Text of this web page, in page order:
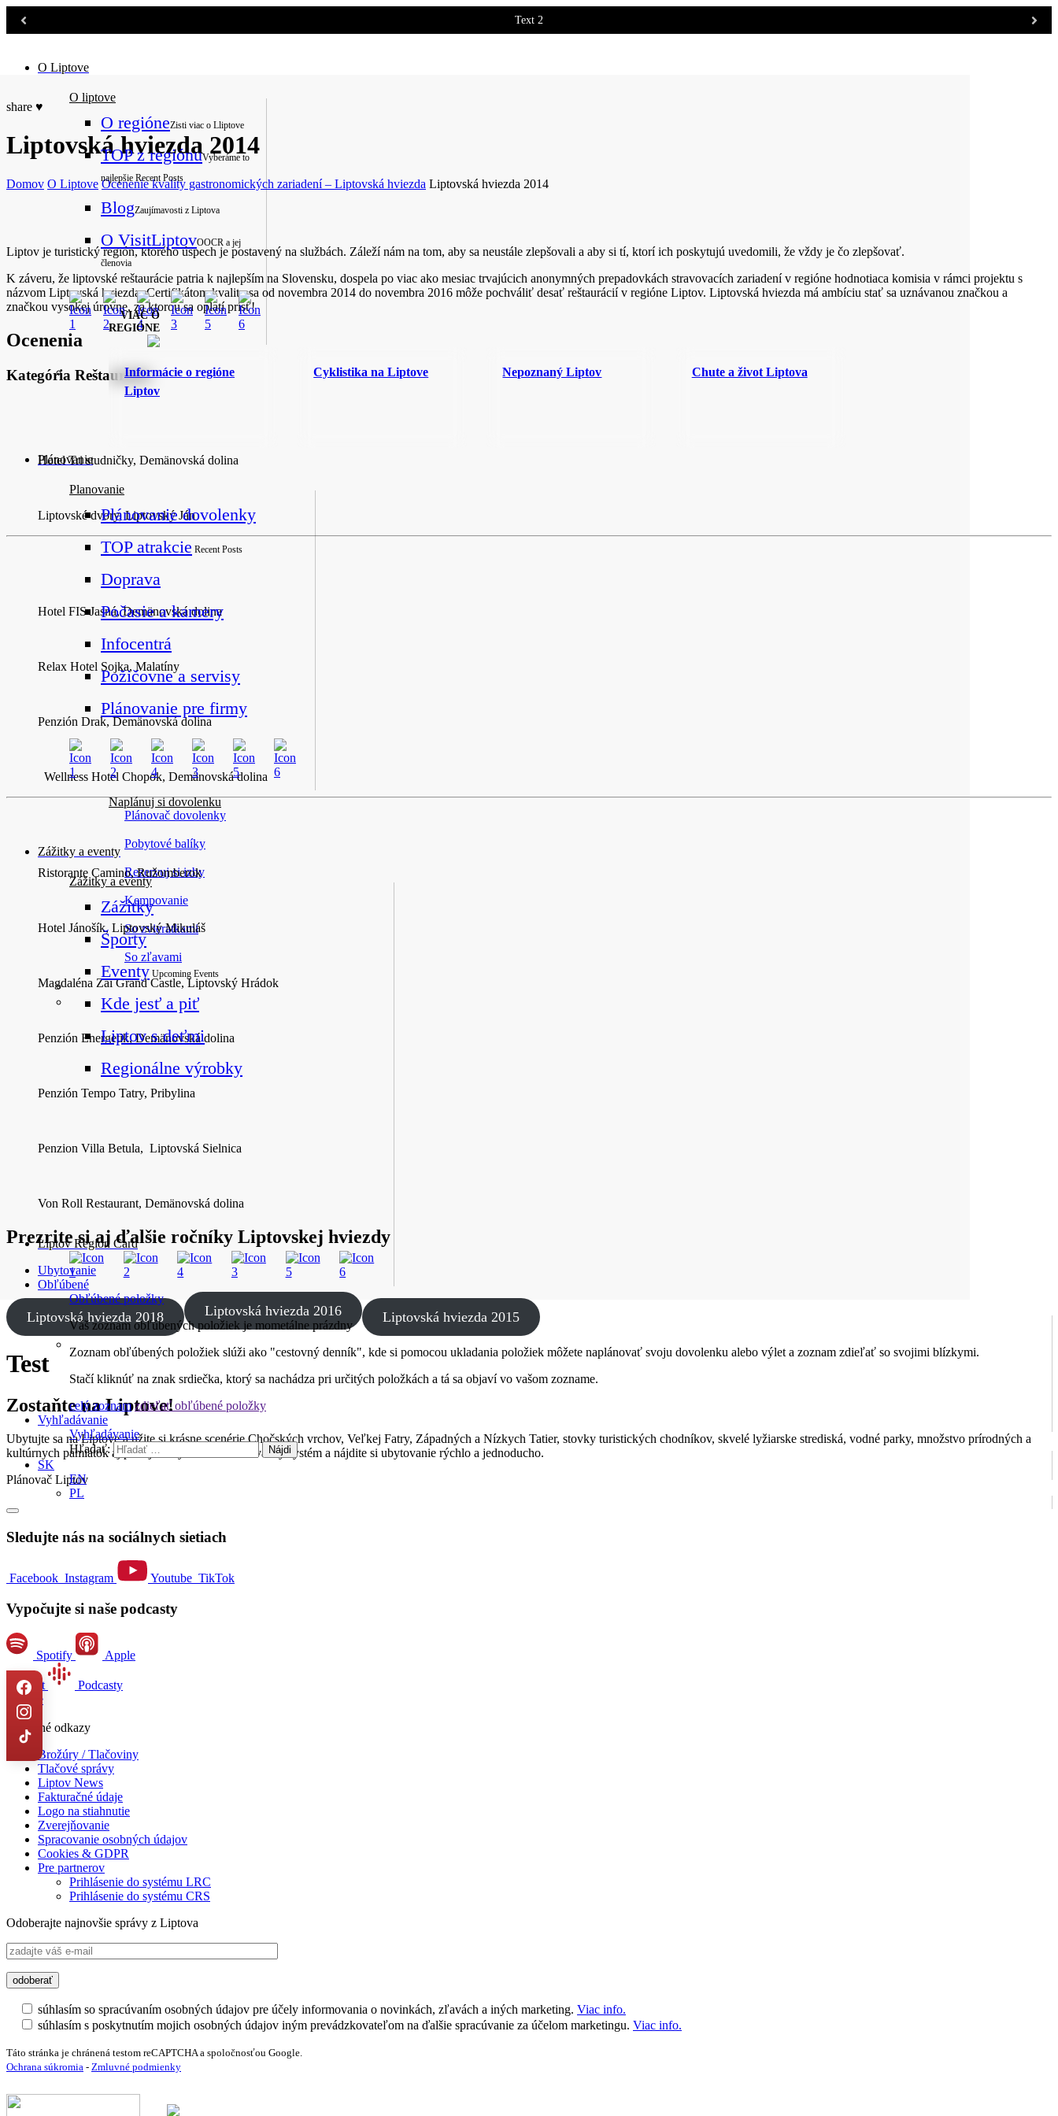
Text 2
O Liptove
O liptove
O regióneZisti viac o Lliptove
TOP z regiónuVyberáme to
najlepšie Recent Posts
BlogZaujímavosti z Liptova
O VisitLiptovOOCR a jej
členovia
Informácie o regióne
Liptov
Cyklistika na Liptove Nepoznaný Liptov Chute a život Liptova
VIAC O
REGIÓNE
Plánovanie
Planovanie
Plánovanie dovolenky
TOP atrakcie Recent Posts
Doprava
Počasie a kamery
Infocentrá
Požičovne a servisy
Plánovanie pre firmy
Naplánuj si dovolenku
Plánovač dovolenky
Pobytové balíky
Rezervuj si izby
Kempovanie
So zvieratkami
So zľavami
Zážitky a eventy
Zážitky a eventy
Zážitky
Športy
Eventy Upcoming Events
Kde jesť a piť
Liptov s deťmi
Regionálne výrobky
Upcoming Events
ALL EVENTS
Liptov Region Card
Ubytovanie
Obľúbené
Obľúbené položky
Váš zoznam obľúbených položiek je mometálne prázdny
Zoznam obľúbených položiek slúži ako "cestovný denník", kde si pomocou ukladania položiek môžete naplánovať svoju dovolenku alebo výlet a zoznam zdieľať so svojimi blízkymi.
Stačí kliknúť na znak srdiečka, ktorý sa nachádza pri určitých položkách a tá sa objaví vo vašom zozname.
celý zoznam zdieľať obľúbené položky
Vyhľadávanie
Vyhľadávanie
Hľadať:
SK
EN
PL
share ♥
Liptovská hviezda 2014
Domov O Liptove Ocenenie kvality gastronomických zariadení – Liptovská hviezda Liptovská hviezda 2014
Liptov je turistický región, ktorého úspech je postavený na službách. Záleží nám na tom, aby sa neustále zlepšovali a aby si tí, ktorí ich poskytujú uvedomili, že vždy je čo zlepšovať.
K záveru, že liptovské reštaurácie patria k najlepším na Slovensku, dospela po viac ako mesiac trvajúcich anonymných prepadovkách stravovacích zariadení v regióne hodnotiaca komisia v rámci projektu s
názvom Liptovská hviezda. Certifikátom kvality sa od novembra 2014 do novembra 2016 môže pochváliť desať reštaurácií v regióne Liptov. Liptovská hviezda má ambíciu stať sa uznávanou značkou a
značkou vysokej úrovne, za ktorou sa oplatí prísť!
Ocenenia
Kategória Reštaurácie
Hotel Tri studničky, Demänovská dolina
Liptovské dvory, Liptovský Ján
Hotel FIS Jasná, Demänovská dolina
Relax Hotel Sojka, Malatíny
Penzión Drak, Demänovská dolina
Wellness Hotel Chopok, Demänovská dolina
Ristorante Camino, Ružomberok
Hotel Jánošík, Liptovský Mikuláš
Magdaléna Zai Grand Castle, Liptovský Hrádok
Penzión Energetik, Demänovská dolina
Penzión Tempo Tatry, Pribylina
Penzion Villa Betula, Liptovská Sielnica
Von Roll Restaurant, Demänovská dolina
Prezrite si aj ďalšie ročníky Liptovskej hviezdy
Liptovská hviezda 2018 Liptovská hviezda 2016 Liptovská hviezda 2015
Test
Zostaňte na Liptove!
Ubytujte sa na Liptove a užite si krásne scenérie Chočských vrchov, Veľkej Fatry, Západných a Nízkych Tatier, stovky turistických chodníkov, skvelé lyžiarske strediská, vodné parky, množstvo prírodných a
kultúrnych pamiatok aj podujatí. Využite náš rezervačný systém a nájdite si ubytovanie rýchlo a jednoducho.
Plánovač Liptov
Sledujte nás na sociálnych sietiach
Facebook Instagram Youtube TikTok
Vypočujte si naše podcasty
Spotify Apple
Podcast
Podcasty
Google
Užitočné odkazy
Brožúry / Tlačoviny
Tlačové správy
Liptov News
Fakturačné údaje
Logo na stiahnutie
Zverejňovanie
Spracovanie osobných údajov
Cookies & GDPR
Pre partnerov
Prihlásenie do systému LRC
Prihlásenie do systému CRS
Odoberajte najnovšie správy z Liptova
súhlasím so spracúvaním osobných údajov pre účely informovania o novinkách, zľavách a iných marketing. Viac info.
súhlasím s poskytnutím mojich osobných údajov iným prevádzkovateľom na ďalšie spracúvanie za účelom marketingu. Viac info.
Táto stránka je chránená testom reCAPTCHA a spoločnosťou Google.
Ochrana súkromia - Zmluvné podmienky